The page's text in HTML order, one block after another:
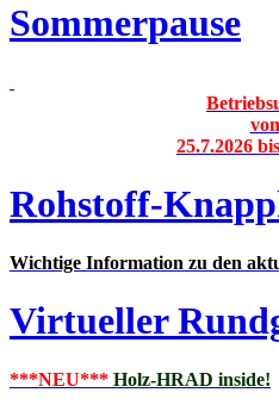
Sommerpause
25.7.2026
Rohstoff-
Wichtige Information zu den
Virtueller
***NEU*** Holz-HRAD inside!